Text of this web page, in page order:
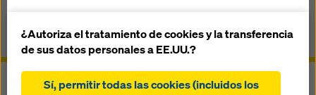
Manuales, documentos y vídeos
nuestro sitio web (cookies funcionales y
estadísticas)
utilizar la tienda online de Doka (cookies
¿Autoriza el tratamiento de cookies y la transferencia
de sus datos personales a EE.UU.?
Sí, permitir todas las cookies (incluidos los